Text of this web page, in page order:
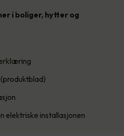
i boliger, hytter og
elektriske installasjonen